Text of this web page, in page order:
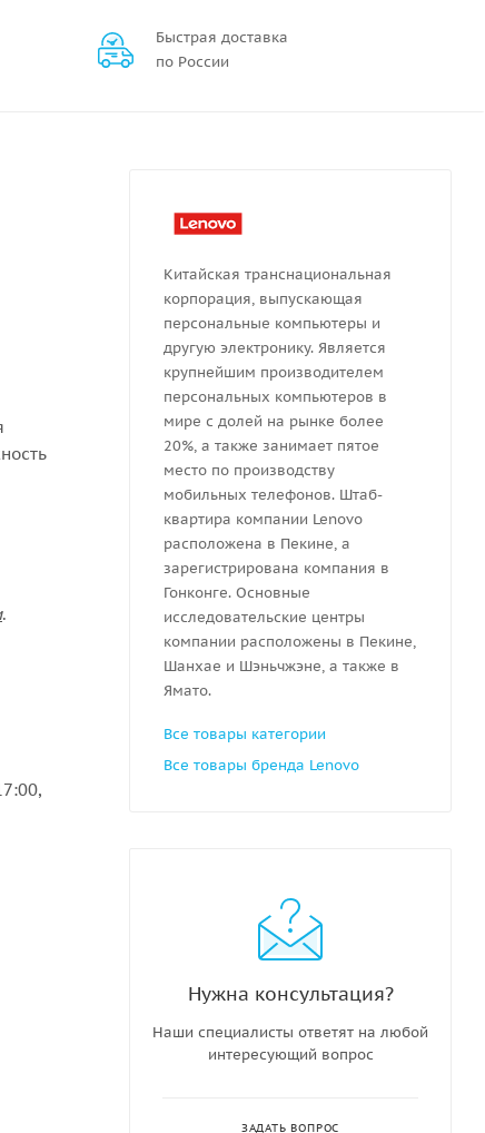
Быстрая доставка
по России
.
Китайская транснациональная
корпорация, выпускающая
персональные компьютеры и
другую электронику. Является
крупнейшим производителем
персональных компьютеров в
мире с долей на рынке более
20%, а также занимает пятое
место по производству
мобильных телефонов. Штаб-
квартира компании Lenovo
расположена в Пекине, а
зарегистрирована компания в
Гонконге. Основные
исследовательские центры
компании расположены в Пекине,
Шанхае и Шэньчжэне, а также в
Ямато.
Все товары категории
Все товары бренда Lenovo
Нужна консультация?
Наши специалисты ответят на любой
интересующий вопрос
ЗАДАТЬ ВОПРОС